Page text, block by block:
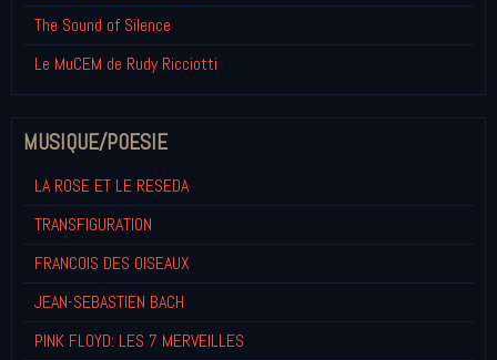
The Sound of Silence
Le MuCEM de Rudy Ricciotti
MUSIQUE/POESIE
LA ROSE ET LE RESEDA
TRANSFIGURATION
FRANCOIS DES OISEAUX
JEAN-SEBASTIEN BACH
PINK FLOYD: LES 7 MERVEILLES